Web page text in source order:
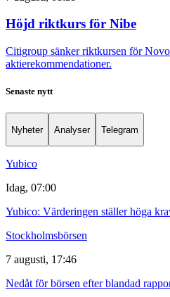
Höjd riktkurs för Nibe
Citigroup sänker riktkursen för
aktierekommendationer.
Senaste nytt
Nyheter Analyser Telegram
Yubico
Idag, 07:00
Yubico: Värderingen ställer höga
Stockholmsbörsen
7 augusti, 17:46
Nedåt för börsen efter blandad